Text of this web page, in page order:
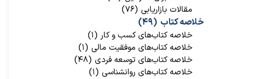
مقالات بازاریابی (۷۶)
خلاصه کتاب (۴۹)
خلاصه کتاب‌‌های کسب و کار (۱)
خلاصه کتاب‌‌های موفقیت مالی (۱)
خلاصه کتاب‌های توسعه فردی (۴۸)
خلاصه کتاب‌های روانشناسی (۱)